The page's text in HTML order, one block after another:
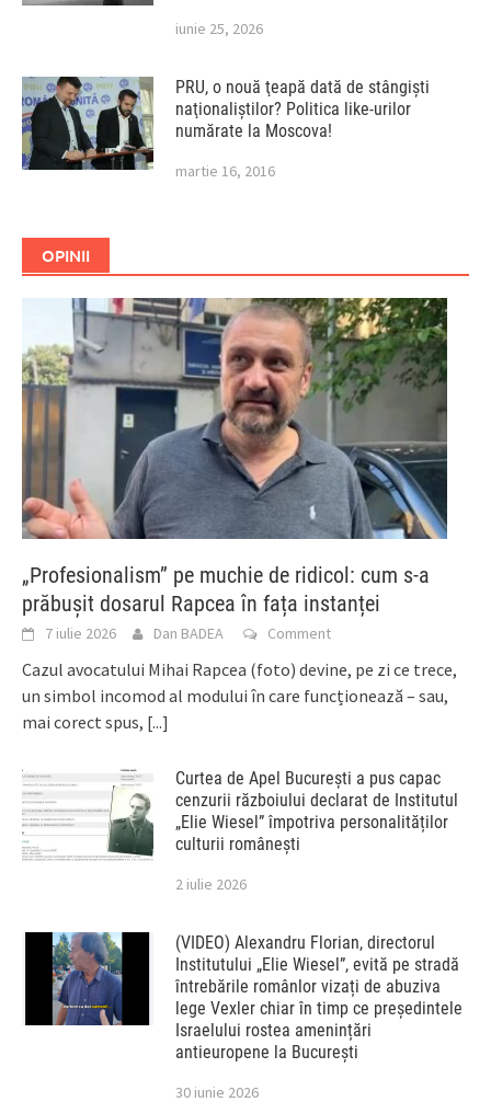
iunie 25, 2026
PRU, o nouă ţeapă dată de stângişti
naţionaliştilor? Politica like-urilor
numărate la Moscova!
martie 16, 2016
OPINII
„Profesionalism” pe muchie de ridicol: cum s-a
prăbușit dosarul Rapcea în fața instanței
7 iulie 2026 Dan BADEA Comment
Cazul avocatului Mihai Rapcea (foto) devine, pe zi ce trece,
un simbol incomod al modului în care funcționează – sau,
mai corect spus, [...]
Curtea de Apel București a pus capac
cenzurii războiului declarat de Institutul
„Elie Wiesel” împotriva personalităților
culturii românești
2 iulie 2026
(VIDEO) Alexandru Florian, directorul
Institutului „Elie Wiesel”, evită pe stradă
întrebările românlor vizați de abuziva
lege Vexler chiar în timp ce președintele
Israelului rostea amenințări
antieuropene la București
30 iunie 2026